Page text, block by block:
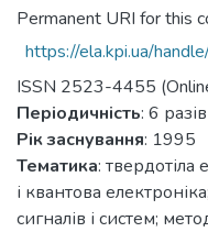
Permanent URI for this
https://ela.kpi.ua/
ISSN 2523-4455
Періодичність: 6
Рік заснування: 1995
Тематика: твердотіла
і квантова
сигналів і систем;